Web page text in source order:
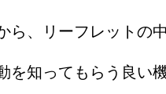
ら、リーフレットの
を知ってもらう良い